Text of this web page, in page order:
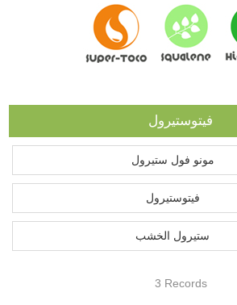
فيتوستيرول
مونو فول ستيرول
فيتوستيرول
ستيرول الخشب
3 Records